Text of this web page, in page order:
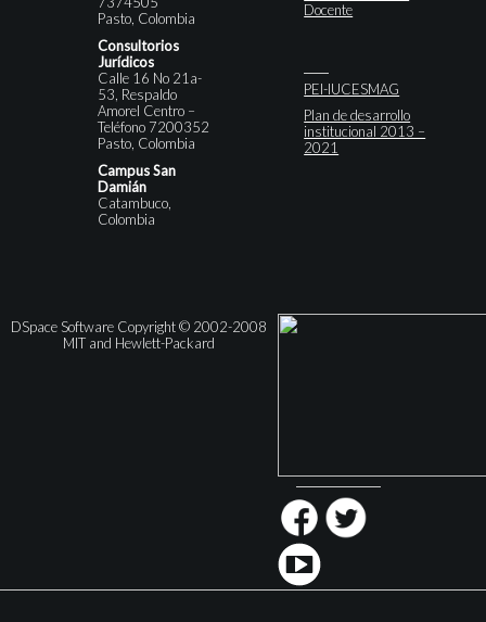
Pasto, Colombia
Consultorios
Jurídicos
Calle 16 No 21a-
53, Respaldo
Amorel Centro –
Teléfono 7200352
Pasto, Colombia
Campus San
Damián
Catambuco,
Colombia
Docente
PEI-IUCESMAG
Plan de desarrollo
institucional 2013 –
2021
DSpace Software Copyright © 2002-2008
MIT and Hewlett-Packard